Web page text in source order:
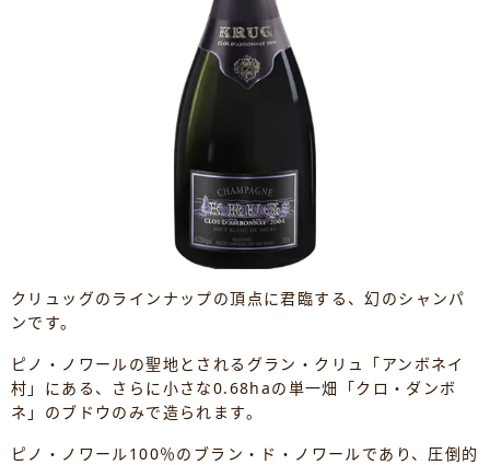
クリュッグのラインナップの頂点に君臨する、幻のシャンパ
ンです。
ピノ・ノワールの聖地とされるグラン・クリュ「アンボネイ
村」にある、さらに小さな0.68haの単一畑「クロ・ダンボ
ネ」のブドウのみで造られます。
ピノ・ノワール100％のブラン・ド・ノワールであり、圧倒的